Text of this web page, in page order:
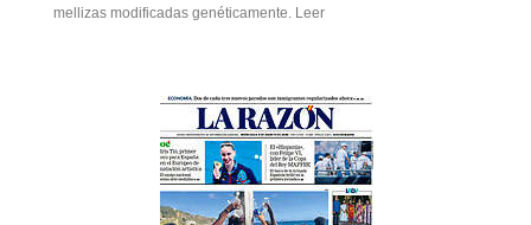
mellizas modificadas genéticamente. Leer